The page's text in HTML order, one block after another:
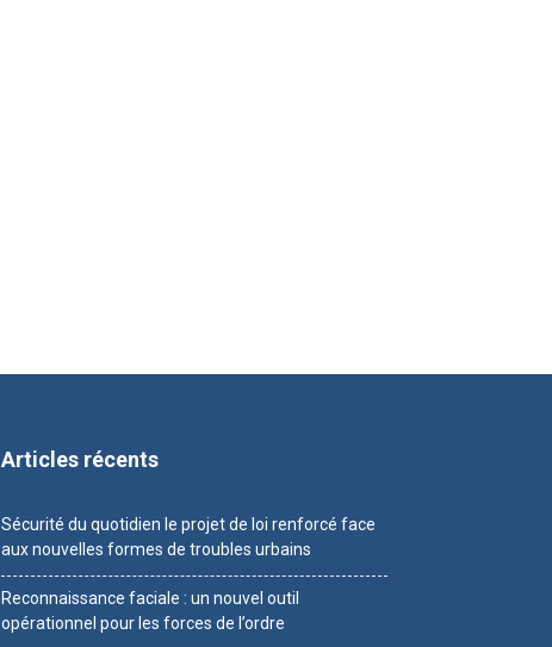
Articles récents
Sécurité du quotidien le projet de loi renforcé face
aux nouvelles formes de troubles urbains
Reconnaissance faciale : un nouvel outil
opérationnel pour les forces de l’ordre